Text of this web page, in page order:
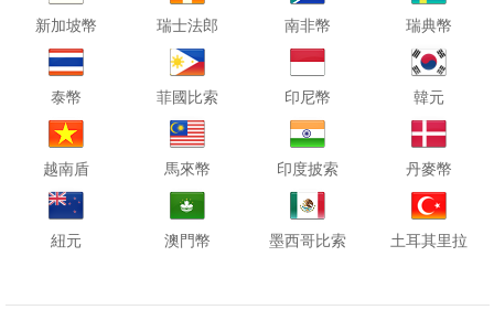
新加坡幣 瑞士法郎 南非幣 瑞典幣
泰幣 菲國比索 印尼幣 韓元
越南盾 馬來幣 印度披索 丹麥幣
紐元 澳門幣 墨西哥比索 土耳其里拉